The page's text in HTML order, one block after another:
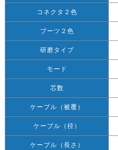
コネクタ２色
ブーツ２色
研磨タイプ
モード
芯数
ケーブル（被覆）
ケーブル（径）
ケーブル（長さ）